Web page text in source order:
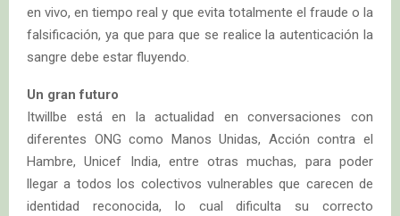
en vivo, en tiempo real y que evita totalmente el fraude o la
falsificación, ya que para que se realice la autenticación la
sangre debe estar fluyendo.
Un gran futuro
Itwillbe está en la actualidad en conversaciones con
diferentes ONG como Manos Unidas, Acción contra el
Hambre, Unicef India, entre otras muchas, para poder
llegar a todos los colectivos vulnerables que carecen de
identidad reconocida, lo cual dificulta su correcto